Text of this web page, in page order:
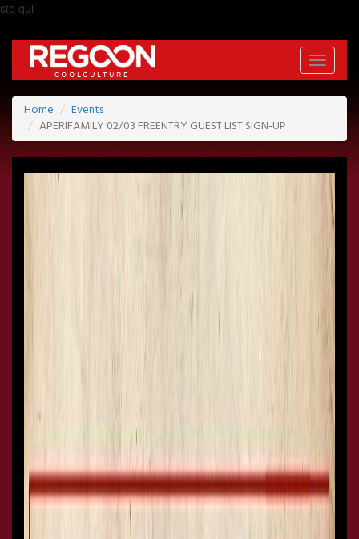
sto qui
Toggle
Home
Events
APERIFAMILY 02/03 FREENTRY GUEST LIST SIGN-UP